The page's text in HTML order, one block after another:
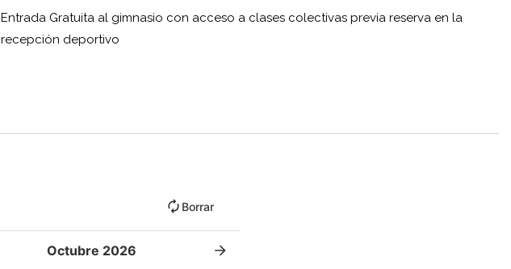
Entrada Gratuita al gimnasio con acceso a clases colectivas previa reserva en la
recepción deportivo
Borrar
Octubre 2026